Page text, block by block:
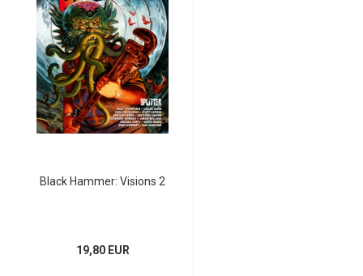
Black Hammer: Visions 2
19,80 EUR